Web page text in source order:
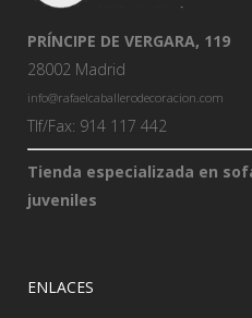
PRÍNCIPE DE VERGARA, 119
28002 Madrid
info@rafaelcaballerodecoracion.com
Tlf/Fax: 914 117 442
Tienda especializada en
juveniles
ENLACES